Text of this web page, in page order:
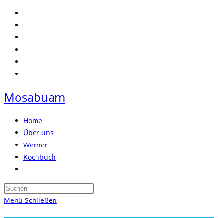
Zum
Inhalt
springen
Mosabuam
Home
Über uns
Werner
Kochbuch
umschalten
Press
Menü Schließen